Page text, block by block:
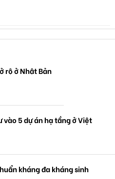
rộ ở Nhật Bản
vào 5 dự án hạ tầng ở Việt
kháng đa kháng sinh